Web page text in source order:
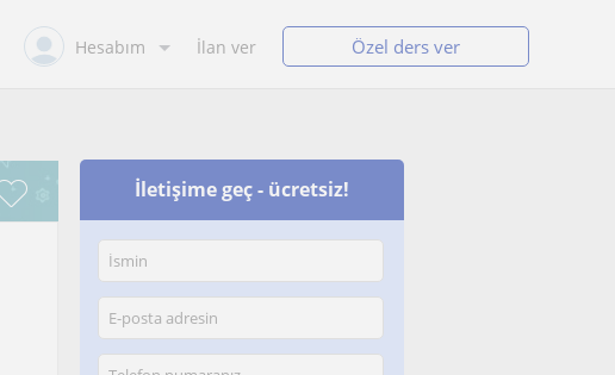
Hesabım İlan ver Özel ders ver
İletişime geç - ücretsiz!